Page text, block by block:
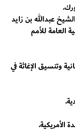
عبدالله بن زايد
العامة للأمم
وتنسيق الإغاثة في
الأمريكية.